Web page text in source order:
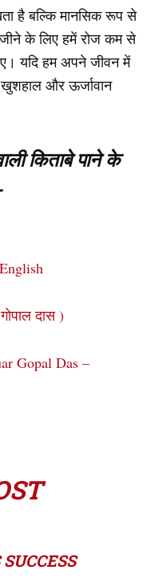
है बल्कि मानसिक रूप से
के लिए हमें रोज कम से
यदि हम अपने जीवन में
और ऊर्जावान
किताबे पाने के
दास )
Gopal Das –
SUCCESS